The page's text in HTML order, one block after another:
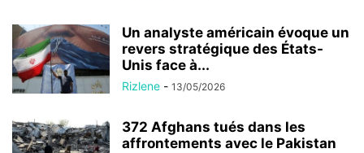
Un analyste américain évoque un
revers stratégique des États-
Unis face à...
Rizlene - 13/05/2026
372 Afghans tués dans les
affrontements avec le Pakistan